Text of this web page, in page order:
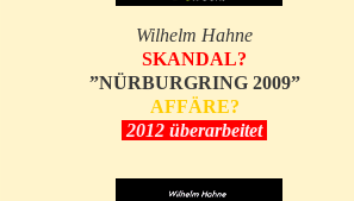
Wilhelm Hahne
SKANDAL?
”NÜRBURGRING 2009”
AFFÄRE?
2012 überarbeitet